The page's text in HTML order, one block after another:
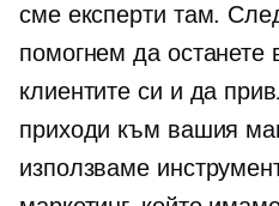
сме експерти там.
помогнем да останете
клиентите си и да
приходи към вашия
използваме